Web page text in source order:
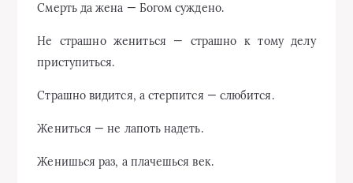
Смерть да жена — Богом суждено.
Не страшно жениться — страшно к тому делу
приступиться.
Страшно видится, а стерпится — слюбится.
Жениться — не лапоть надеть.
Женишься раз, а плачешься век.